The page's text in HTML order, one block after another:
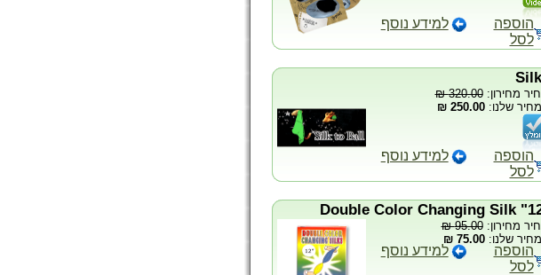
הוספה
לסל
למידע נוסף
מחירון:320.00 ₪
שלנו:250.00 ₪
הוספה
לסל
למידע נוסף
מחירון:95.00 ₪
שלנו:75.00 ₪
הוספה
לסל
למידע נוסף